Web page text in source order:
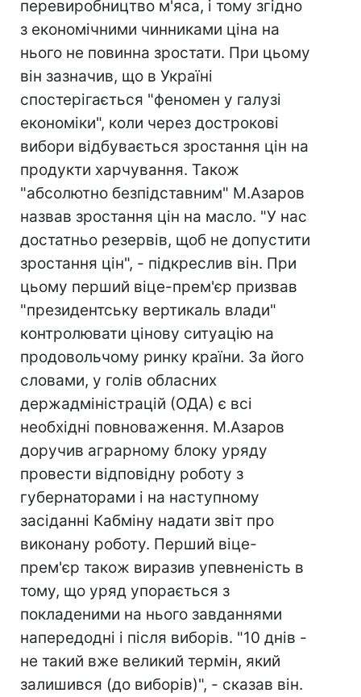
перевиробництво м'яса, і тому згідно
з економічними чинниками ціна на
нього не повинна зростати. При цьому
він зазначив, що в Україні
спостерігається "феномен у галузі
економіки", коли через дострокові
вибори відбувається зростання цін на
продукти харчування. Також
"абсолютно безпідставним" М.Азаров
назвав зростання цін на масло. "У нас
достатньо резервів, щоб не допустити
зростання цін", - підкреслив він. При
цьому перший віце-прем'єр призвав
"президентську вертикаль влади"
контролювати цінову ситуацію на
продовольчому ринку країни. За його
словами, у голів обласних
держадміністрацій (ОДА) є всі
необхідні повноваження. М.Азаров
доручив аграрному блоку уряду
провести відповідну роботу з
губернаторами і на наступному
засіданні Кабміну надати звіт про
виконану роботу. Перший віце-
прем'єр також виразив упевненість в
тому, що уряд упорається з
покладеними на нього завданнями
напередодні і після виборів. "10 днів -
не такий вже великий термін, який
залишився (до виборів)", - сказав він.